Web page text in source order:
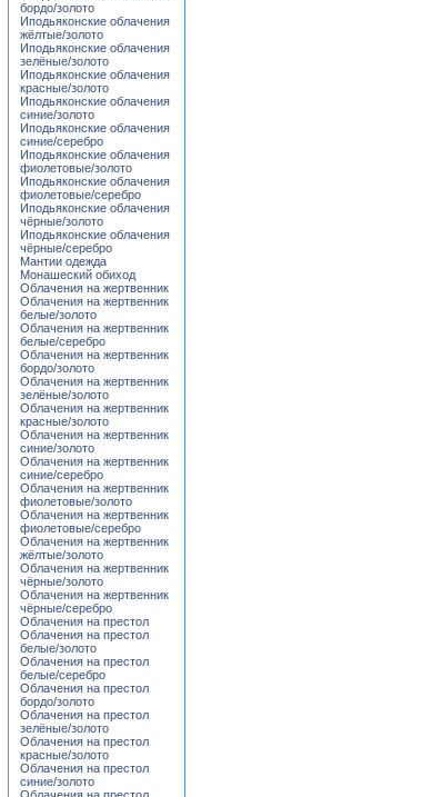
бордо/золото
Иподьяконские облачения
жёлтые/золото
Иподьяконские облачения
зелёные/золото
Иподьяконские облачения
красные/золото
Иподьяконские облачения
синие/золото
Иподьяконские облачения
синие/серебро
Иподьяконские облачения
фиолетовые/золото
Иподьяконские облачения
фиолетовые/серебро
Иподьяконские облачения
чёрные/золото
Иподьяконские облачения
чёрные/серебро
Мантии одежда
Монашеский обиход
Облачения на жертвенник
Облачения на жертвенник
белые/золото
Облачения на жертвенник
белые/серебро
Облачения на жертвенник
бордо/золото
Облачения на жертвенник
зелёные/золото
Облачения на жертвенник
красные/золото
Облачения на жертвенник
синие/золото
Облачения на жертвенник
синие/серебро
Облачения на жертвенник
фиолетовые/золото
Облачения на жертвенник
фиолетовые/серебро
Облачения на жертвенник
жёлтые/золото
Облачения на жертвенник
чёрные/золото
Облачения на жертвенник
чёрные/серебро
Облачения на престол
Облачения на престол
белые/золото
Облачения на престол
белые/серебро
Облачения на престол
бордо/золото
Облачения на престол
зелёные/золото
Облачения на престол
красные/золото
Облачения на престол
синие/золото